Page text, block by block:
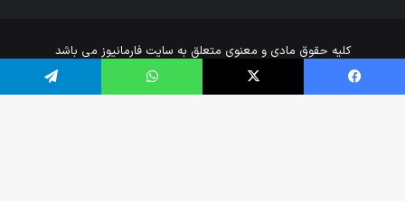
کلیه حقوق مادی و معنوی متعلق به سایت فارمانیوز می باشد
خانه
ارتباط با ما
فیس بوک X واتس آپ تلگرام